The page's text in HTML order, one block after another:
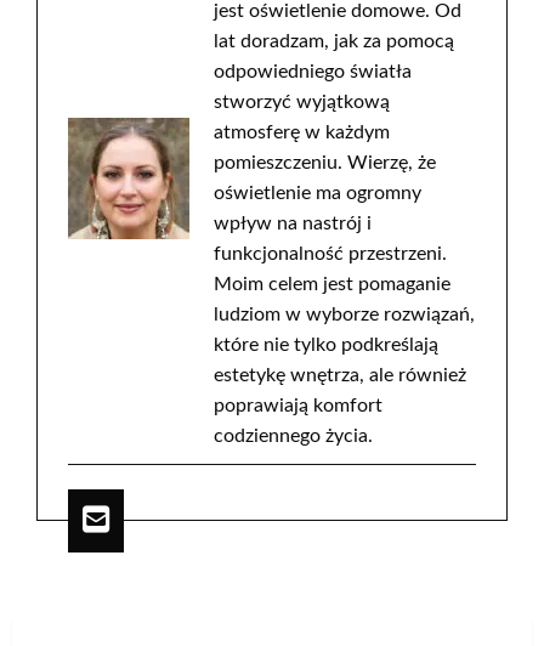
jest oświetlenie domowe. Od
lat doradzam, jak za pomocą
odpowiedniego światła
stworzyć wyjątkową
atmosferę w każdym
pomieszczeniu. Wierzę, że
oświetlenie ma ogromny
wpływ na nastrój i
funkcjonalność przestrzeni.
Moim celem jest pomaganie
ludziom w wyborze rozwiązań,
które nie tylko podkreślają
estetykę wnętrza, ale również
poprawiają komfort
codziennego życia.